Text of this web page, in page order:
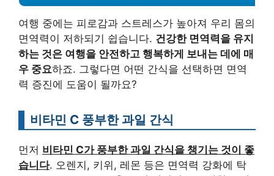
여행 중에는 피로감과 스트레스가 높아져 우리 몸의
면역력이 저하되기 쉽습니다. 건강한 면역력을 유지
하는 것은 여행을 안전하고 행복하게 보내는 데에 매
우 중요하죠. 그렇다면 어떤 간식을 선택하면 면역
력 증진에 도움이 될까요?
비타민 C 풍부한 과일 간식
먼저 비타민 C가 풍부한 과일 간식을 챙기는 것이 좋
습니다. 오렌지, 키위, 레몬 등은 면역력 강화에 탁